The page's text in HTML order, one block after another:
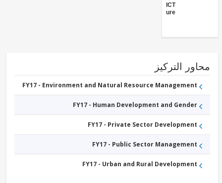
Infrastructure
التركيز
FY17 - Environment and Natural Resource Management
FY17 - Human Development and Gender
FY17 - Private Sector Development
FY17 - Public Sector Management
FY17 - Urban and Rural Development